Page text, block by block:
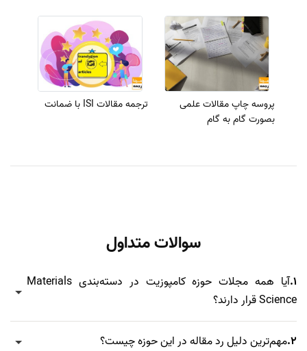
پروسه چاپ مقالات علمی
بصورت گام به گام
ترجمه مقالات ISI با ضمانت
سوالات متداول
1.
آیا همه مجلات حوزه کامپوزیت در دسته‌بندی Materials
Science قرار دارند؟
2.مهم‌ترین دلیل رد مقاله در این حوزه چیست؟